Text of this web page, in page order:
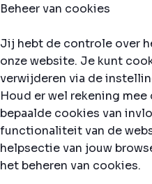
Beheer van cookies
Jij hebt de controle over
onze website. Je kunt
verwijderen via de
Houd er wel rekening
bepaalde cookies van
functionaliteit van de
helpsectie van jouw
het beheren van cookies.